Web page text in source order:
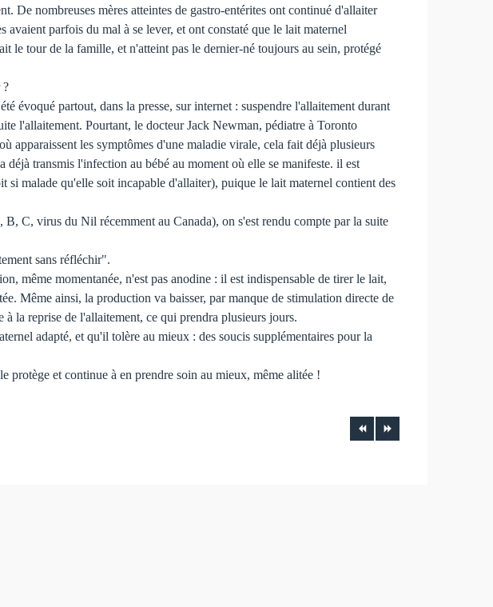
De nombreuses mères atteintes de gastro-entérites ont continué d'allaiter
parfois du mal à se lever, et ont constaté que le lait maternel
le tour de la famille, et n'atteint pas le dernier-né toujours au sein, protégé
?
évoqué partout, dans la presse, sur internet : suspendre l'allaitement durant
l'allaitement. Pourtant, le docteur Jack Newman, pédiatre à Toronto
les symptômes d'une maladie virale, cela fait déjà plusieurs
transmis l'infection au bébé au moment où elle se manifeste. il est
si malade qu'elle soit incapable d'allaiter), puique le lait maternel contient des
C, virus du Nil récemment au Canada), on s'est rendu compte par la suite
sans réfléchir".
même momentanée, n'est pas anodine : il est indispensable de tirer le lait,
Même ainsi, la production va baisser, par manque de stimulation directe de
à la reprise de l'allaitement, ce qui prendra plusieurs jours.
adapté, et qu'il tolère au mieux : des soucis supplémentaires pour la
protège et continue à en prendre soin au mieux, même alitée !